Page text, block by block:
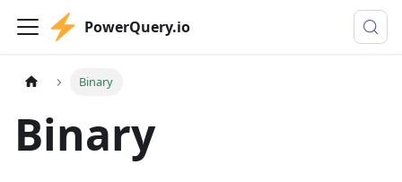
PowerQuery.io
Binary
Binary